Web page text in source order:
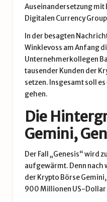
Auseinandersetzung mit
Digitalen Currency
In der besagten
Winklevoss am Anfang
Unternehmerkollegen
tausender Kunden der
setzen. Insgesamt soll
gehen.
Die
Gemini,
Der Fall „Genesis“ wird
aufgewärmt. Denn nach
der Krypto Börse
900 Millionen US-